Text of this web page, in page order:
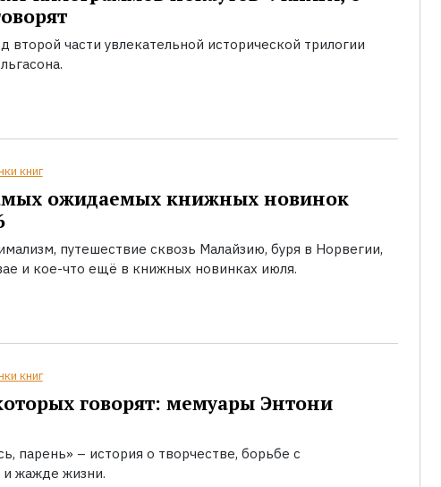
второй части увлекательной исторической трилогии
книг
ожидаемых книжных новинок
путешествие сквозь Малайзию, буря в Норвегии,
и кое-что ещё в книжных новинках июля.
книг
говорят: мемуары Энтони
парень» – история о творчестве, борьбе с
жажде жизни.